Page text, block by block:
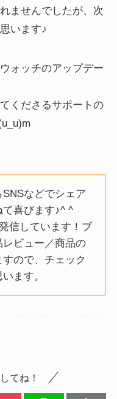
ませんでしたが、次
います♪
ォッチのアップデー
くださるサポートの
などでシェア
て喜びます♪^ ^
信しています！ブ
レビュー／商品の
ので、チェック
ます。
てね！